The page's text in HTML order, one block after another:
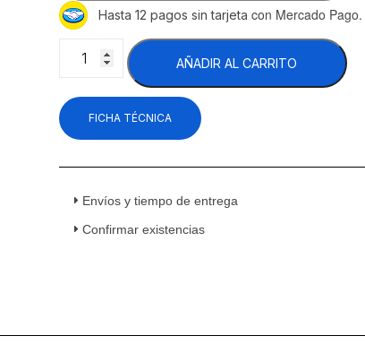
Hasta 12 pagos sin tarjeta con Mercado Pago.
MCF8705GR
Vertical
1
Puerta
Inoxidable
Pies
AÑADIR AL CARRITO
FICHA TÉCNICA
Envíos y tiempo de entrega
Confirmar existencias